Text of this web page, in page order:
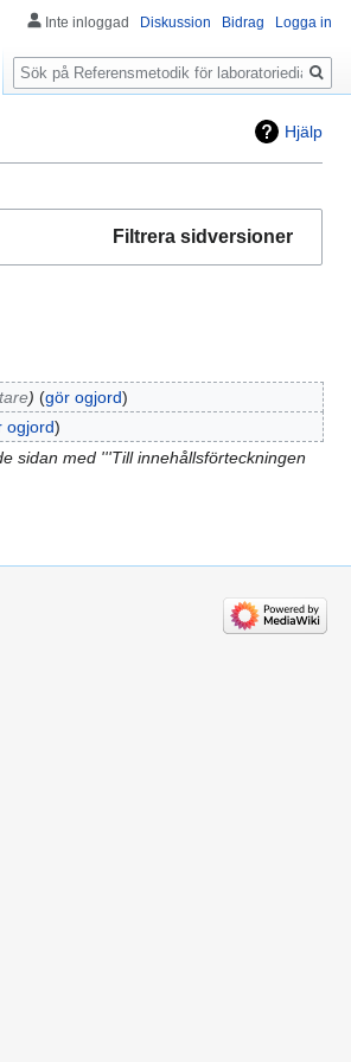
Hjälp
Filtrera sidversioner
gör ogjord
ogjord
sidan med '''Till innehållsförteckningen
Inte inloggad Diskussion Bidrag Logga in
Sök